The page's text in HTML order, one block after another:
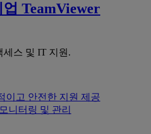
TeamViewer
세스 및 IT 지원.
이고 안전한 지원 제공
니터링 및 관리